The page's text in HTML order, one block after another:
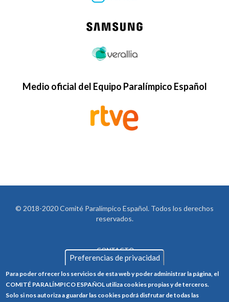
Medio oficial del Equipo Paralímpico Español
© 2018-2020 Comité Paralímpico Español. Todos los derechos
reservados.
FOOTER
CONTACTO
POLÍTICA DE PRIVACIDAD
POLÍTICA DE COOKIES
Preferencias de privacidad
Para poder ofrecer los servicios de esta web y poder administrar la página, el
COMITÉ PARALÍMPICO ESPAÑOL utiliza cookies propias y de terceros.
Solo si nos autoriza a guardar las cookies podrá disfrutar de todas las